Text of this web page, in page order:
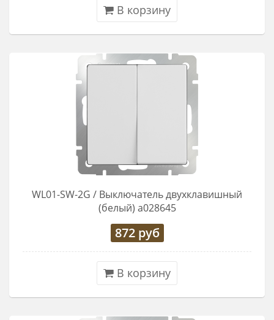
В корзину
WL01-SW-2G / Выключатель двухклавишный
(белый) a028645
872руб
В корзину